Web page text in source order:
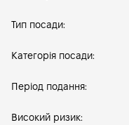
Тип посади:
Категорія посади:
Період подання:
Високий ризик: